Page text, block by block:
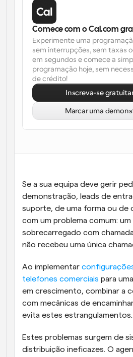
Webhooks
Receba notificações quando
Se a sua equipa deve gerir
demonstração, leads de
suporte, de uma forma ou de
com um problema comum:
sobrecarregado com
não recebeu uma única
Ao implementar
telefones comerciais para
em crescimento, combinar a
com mecânicas de
evita estes estrangulamentos.
Estes problemas surgem de
distribuição ineficazes. O
Comece com o Cal.com
Experimente uma
sem interrupções, sem taxas
em segundos e comece a
programação hoje, sem
de crédito!
Inscreva-se
Marcar uma